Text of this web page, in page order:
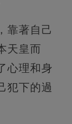
靠著自己
天皇而
心理和身
犯下的過